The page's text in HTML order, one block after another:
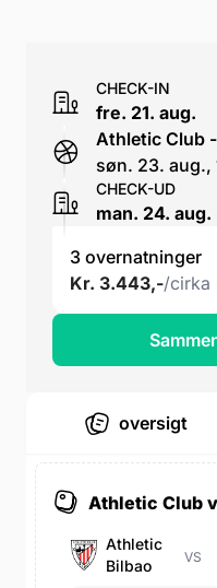
oversigt
Athletic Club
Athletic
Bilbao
VS
CHECK-IN
fre. 21. aug.
Athletic Club
søn. 23. aug.,
CHECK-UD
man. 24. aug.
3 overnatninger
Kr. 3.443,-/cirka